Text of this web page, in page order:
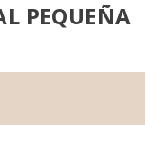
PEQUEÑA